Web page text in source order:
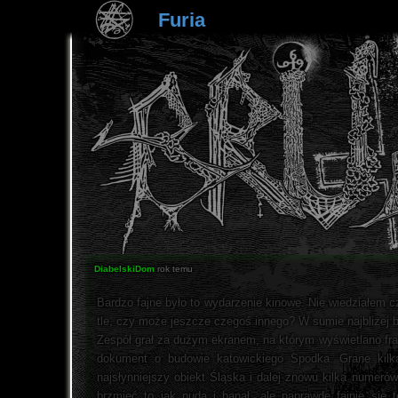
Furia
DiabelskiDom rok temu
Bardzo fajne było to wydarzenie kinowe. Nie
tle, czy może jeszcze czegoś innego? W sumie najbliżej
Zespół grał za dużym ekranem, na którym wyświetlano
dokument o budowie katowickiego Spodka. Grane
najsłynniejszy obiekt Śląska i dalej znowu kilka